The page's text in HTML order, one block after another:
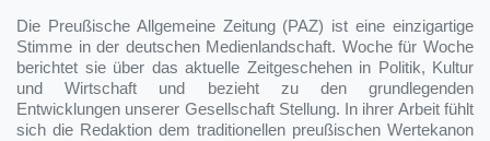
Die Preußische Allgemeine Zeitung (PAZ) ist eine einzigartige
Stimme in der deutschen Medienlandschaft. Woche für Woche
berichtet sie über das aktuelle Zeitgeschehen in Politik, Kultur
und Wirtschaft und bezieht zu den grundlegenden
Entwicklungen unserer Gesellschaft Stellung. In ihrer Arbeit fühlt
sich die Redaktion dem traditionellen preußischen Wertekanon